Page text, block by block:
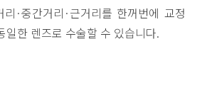
·중간거리·근거리를 한꺼번에 교정
일한 렌즈로 수술할 수 있습니다.